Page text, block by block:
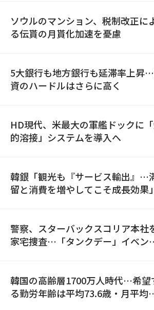
ソウルのマンション、税制改正に
る伝貰の月貰化加速を憂慮
5大銀行も地方銀行も延滞率上昇
資のハードルはさらに高く
HD現代、米最大の軍艦ドックに
的溶接」システムを導入へ
韓銀「観光も『サービス輸出』…
留と消費を増やしてこそ成長効果」
警察、スターバックスコリア本社
家宅捜査…「タンクデー」イベン
韓国の高齢層1700万人時代…希望
る勤労年齢は平均73.6歳・月平均